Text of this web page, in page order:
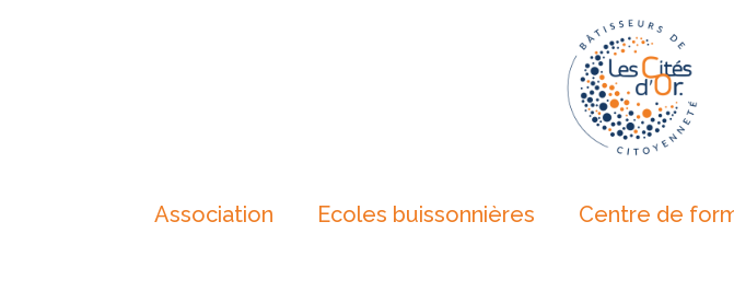
Association Ecoles buissonnières Centre de